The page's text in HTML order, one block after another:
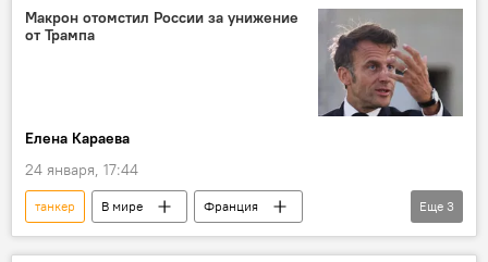
экипаж
россияне
граждане России
Макрон отомстил России за унижение
от Трампа
Елена Караева
24 января, 17:44
танкер В мире
Франция
Эммануэль Макрон
Политика
Еще 3